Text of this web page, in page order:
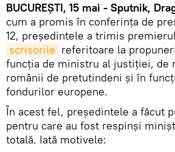
BUCUREȘTI, 15 mai - Sputnik,
cum a promis în conferința de
12, președintele a trimis
scrisorile referitoare la
funcția de ministru al justiției, de
românii de pretutindeni și în
fondurilor europene.
În acest fel, președintele a făcut
pentru care au fost respinși
totală. Iată motivele: